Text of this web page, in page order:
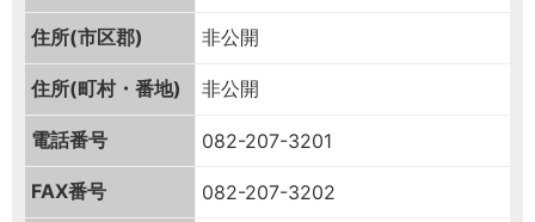
住所(市区郡) 非公開
住所(町村・番地) 非公開
電話番号 082-207-3201
FAX番号 082-207-3202